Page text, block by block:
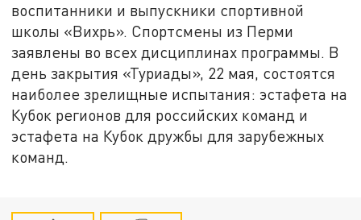
воспитанники и выпускники спортивной
школы «Вихрь». Спортсмены из Перми
заявлены во всех дисциплинах программы. В
день закрытия «Туриады», 22 мая, состоятся
наиболее зрелищные испытания: эстафета на
Кубок регионов для российских команд и
эстафета на Кубок дружбы для зарубежных
команд.